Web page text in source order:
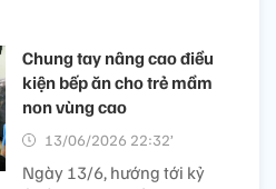
Chung tay nâng cao điều
kiện bếp ăn cho trẻ mầm
non vùng cao
13/06/2026 22:32’
Ngày 13/6, hướng tới kỷ